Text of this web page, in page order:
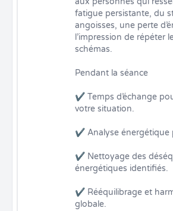
fatigue persistante, du
angoisses, une perte
l’impression de répéter
schémas.
Pendant la séance
✔ Temps d’échange
votre situation.
✔ Analyse énergétique
✔ Nettoyage des
énergétiques identifiés.
✔ Rééquilibrage et
globale.